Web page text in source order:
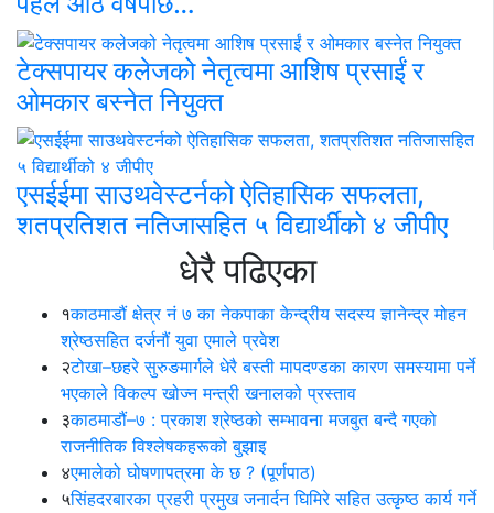
टेक्सपायर कलेजको नेतृत्वमा आशिष प्रसाईं र
ओमकार बस्नेत नियुक्त
एसईईमा साउथवेस्टर्नको ऐतिहासिक सफलता,
शतप्रतिशत नतिजासहित ५ विद्यार्थीको ४ जीपीए
धेरै पढिएका
१काठमाडौं क्षेत्र नं ७ का नेकपाका केन्द्रीय सदस्य ज्ञानेन्द्र मोहन
श्रेष्ठसहित दर्जनौं युवा एमाले प्रवेश
२टोखा–छहरे सुरुङमार्गले धेरै बस्ती मापदण्डका कारण समस्यामा पर्ने
भएकाले विकल्प खोज्न मन्त्री खनालको प्रस्ताव
३काठमाडौं–७ : प्रकाश श्रेष्ठको सम्भावना मजबुत बन्दै गएको
राजनीतिक विश्लेषकहरूको बुझाइ
४एमालेको घोषणापत्रमा के छ ? (पूर्णपाठ)
५सिंहदरबारका प्रहरी प्रमुख जनार्दन घिमिरे सहित उत्कृष्ठ कार्य गर्ने